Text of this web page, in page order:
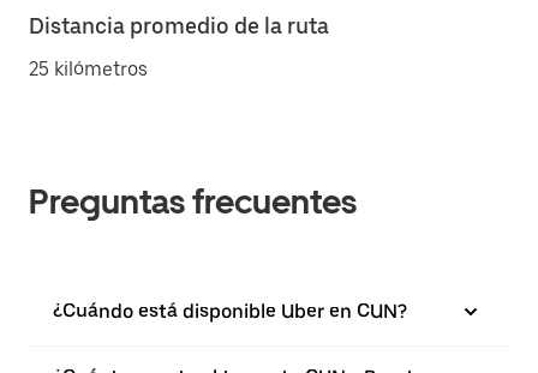
Distancia promedio de la ruta
25 kilómetros
Preguntas frecuentes
¿Cuándo está disponible Uber en CUN?